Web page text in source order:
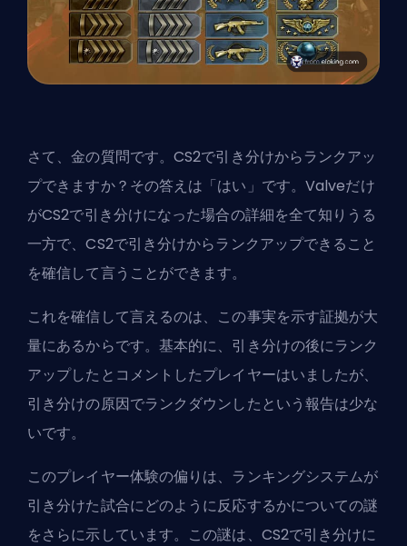
さて、金の質問です。CS2で引き分けからランクアッ
プできますか？その答えは「はい」です。Valveだけ
がCS2で引き分けになった場合の詳細を全て知りうる
一方で、CS2で引き分けからランクアップできること
を確信して言うことができます。
これを確信して言えるのは、この事実を示す証拠が大
量にあるからです。基本的に、引き分けの後にランク
アップしたとコメントしたプレイヤーはいましたが、
引き分けの原因でランクダウンしたという報告は少な
いです。
このプレイヤー体験の偏りは、ランキングシステムが
引き分けた試合にどのように反応するかについての謎
をさらに示しています。この謎は、CS2で引き分けに